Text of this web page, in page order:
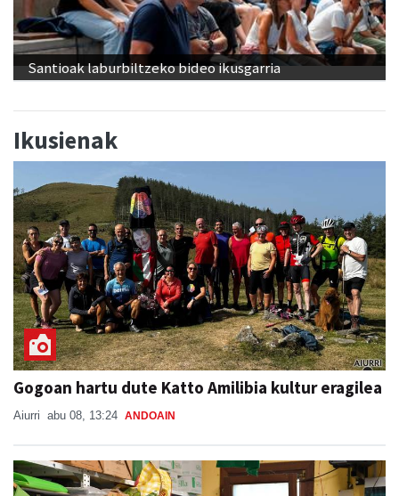
Santioak laburbiltzeko bideo ikusgarria
Ikusienak
Gogoan hartu dute Katto Amilibia kultur eragilea
Aiurri abu 08, 13:24 ANDOAIN